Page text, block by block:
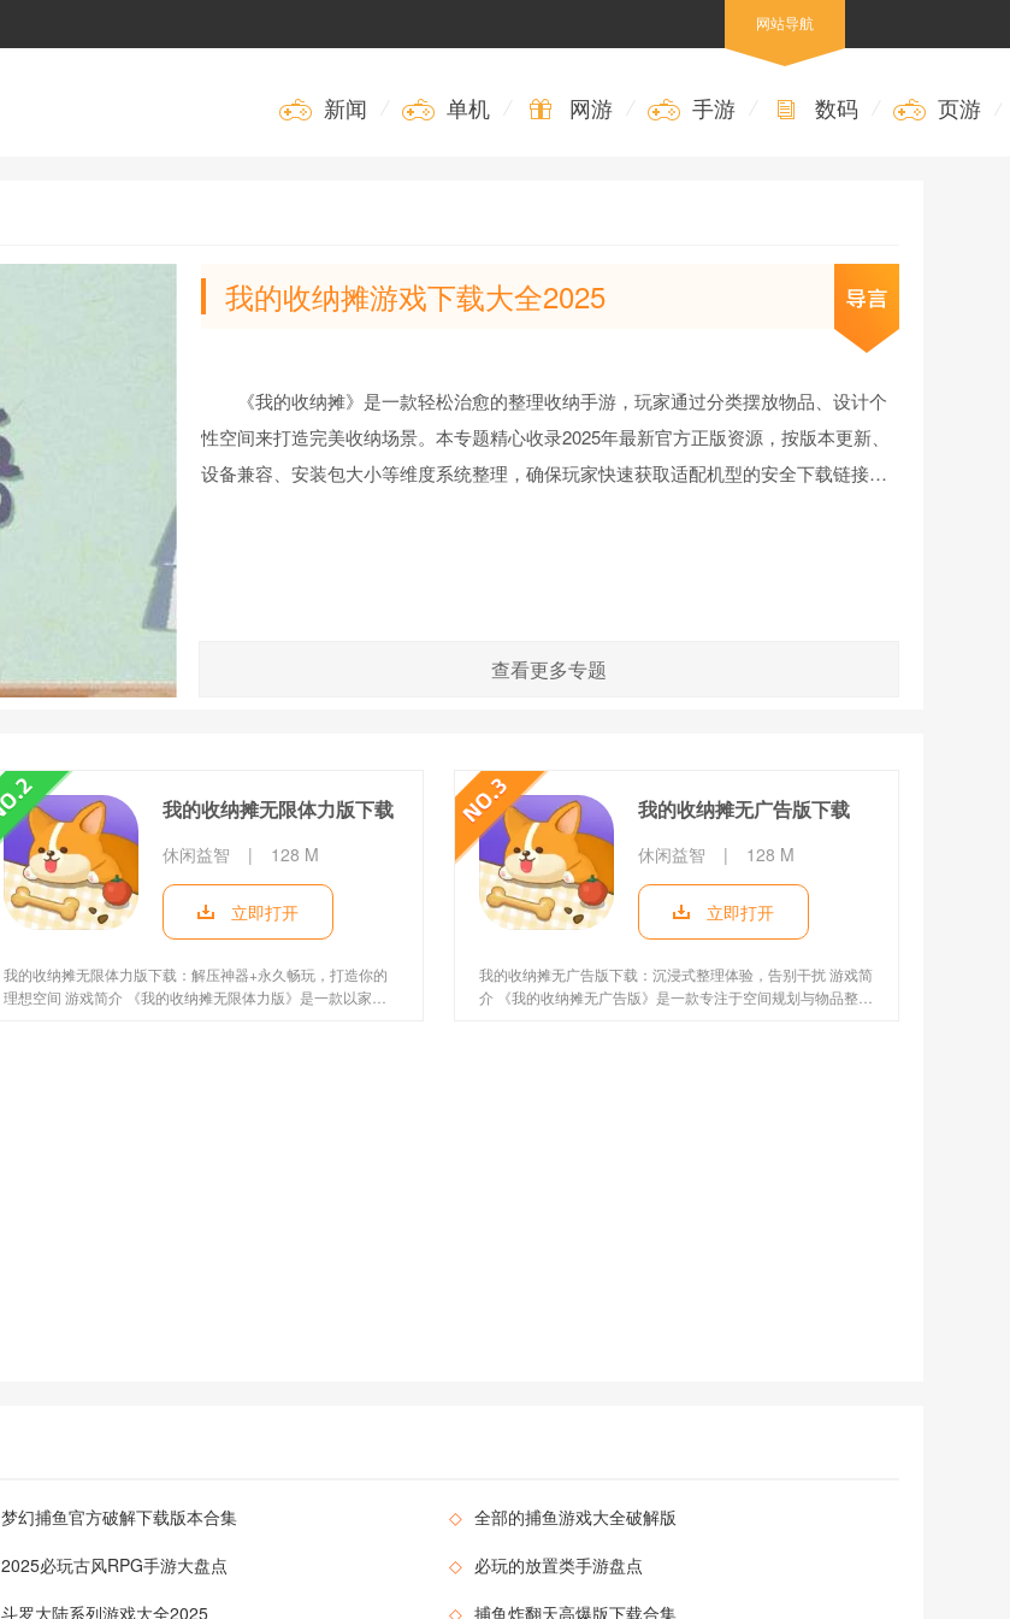
网站导航
新闻 / 单机 / 网游 / 手游 / 数码 / 页游 /
我的收纳摊游戏下载大全2025
《我的收纳摊》是一款轻松治愈的整理收纳手游，玩家通过分类摆放物品、设计个
性空间来打造完美收纳场景。本专题精心收录2025年最新官方正版资源，按版本更新、
设备兼容、安装包大小等维度系统整理，确保玩家快速获取适配机型的安全下载链接。
查看更多专题
我的收纳摊无限体力版下载
休闲益智 | 128 M
立即打开
我的收纳摊无限体力版下载：解压神器+永久畅玩，打造你的
理想空间 游戏简介 《我的收纳摊无限体力版》是一款以家居
我的收纳摊无广告版下载
休闲益智 | 128 M
立即打开
我的收纳摊无广告版下载：沉浸式整理体验，告别干扰 游戏简
介 《我的收纳摊无广告版》是一款专注于空间规划与物品整理
梦幻捕鱼官方破解下载版本合集 ◇ 全部的捕鱼游戏大全破解版
2025必玩古风RPG手游大盘点 ◇ 必玩的放置类手游盘点
斗罗大陆系列游戏大全2025 ◇ 捕鱼炸翻天高爆版下载合集